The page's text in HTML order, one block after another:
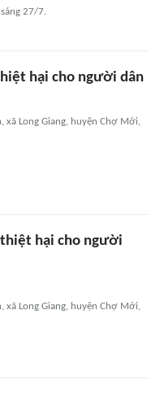
27/7.
hại cho người dân
xã Long Giang, huyện Chợ Mới,
thiệt hại cho người
xã Long Giang, huyện Chợ Mới,